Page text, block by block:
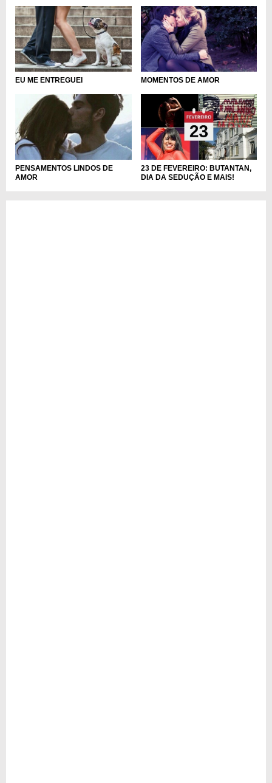
EU ME ENTREGUEI MOMENTOS DE AMOR
PENSAMENTOS LINDOS DE
AMOR
23 DE FEVEREIRO: BUTANTAN,
DIA DA SEDUÇÃO E MAIS!